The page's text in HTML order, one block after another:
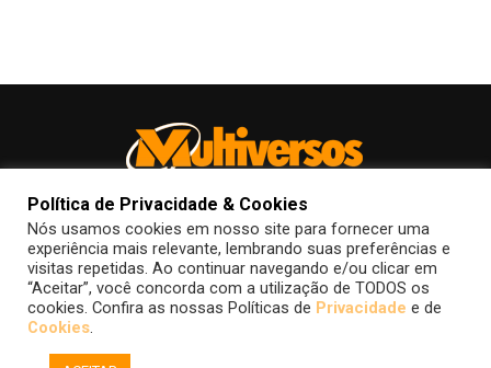
FALE CONOSCO POLÍTICA DE COOKIES POLÍTICA DE PRIVACIDADE
Política de Privacidade & Cookies
Nós usamos cookies em nosso site para fornecer uma
experiência mais relevante, lembrando suas preferências e
visitas repetidas. Ao continuar navegando e/ou clicar em
“Aceitar”, você concorda com a utilização de TODOS os
cookies. Confira as nossas Políticas de Privacidade e de
Cookies.